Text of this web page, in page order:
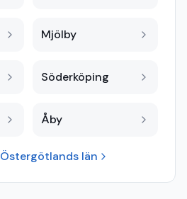
Mjölby
Söderköping
Åby
Östergötlands län